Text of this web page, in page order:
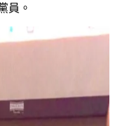
員。